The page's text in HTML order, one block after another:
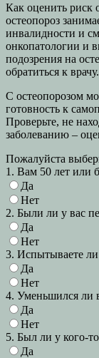
Как оценить риск
остеопороз
инвалидности и
онкопатологии и
подозрения на
обратиться к врачу.
С остеопорозом
готовность к
Проверьте, не
заболеванию –
Пожалуйста
1. Вам 50 лет или
Да
Нет
2. Были ли у вас
Да
Нет
3. Испытываете
Да
Нет
4. Уменьшился ли
Да
Нет
5. Был ли у кого-
Да